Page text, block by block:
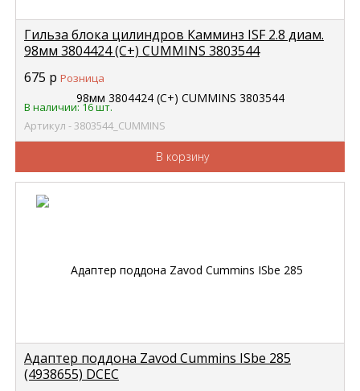
Гильза блока цилиндров Камминз ISF 2.8 диам.
98мм 3804424 (С+) CUMMINS 3803544
675 р Розница
В наличии: 16 шт.
Артикул - 3803544_CUMMINS
В корзину
Адаптер поддона Zavod Cummins ISbe 285
(4938655) DCEC